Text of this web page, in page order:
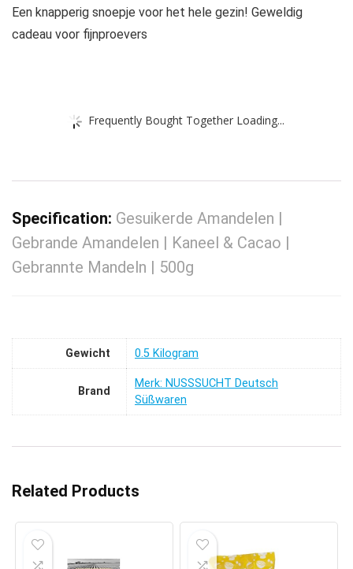
Een knapperig snoepje voor het hele gezin! Geweldig
cadeau voor fijnproevers
Frequently Bought Together Loading...
Specification: Gesuikerde Amandelen |
Gebrande Amandelen | Kaneel & Cacao |
Gebrannte Mandeln | 500g
Gewicht ‎0.5 Kilogram
Brand
Merk: NUSSSUCHT Deutsch
Süßwaren
Related Products